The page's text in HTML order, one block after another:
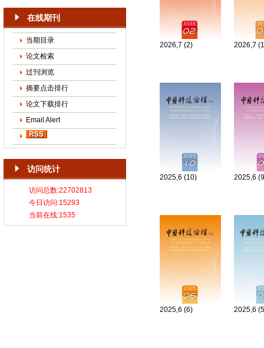
在线期刊
当期目录
论文检索
过刊浏览
摘要点击排行
论文下载排行
Email Alert
访问统计
2026,7 (2) 2026,7
2025,6 (10) 2025,6
2025,6 (6) 2025,6